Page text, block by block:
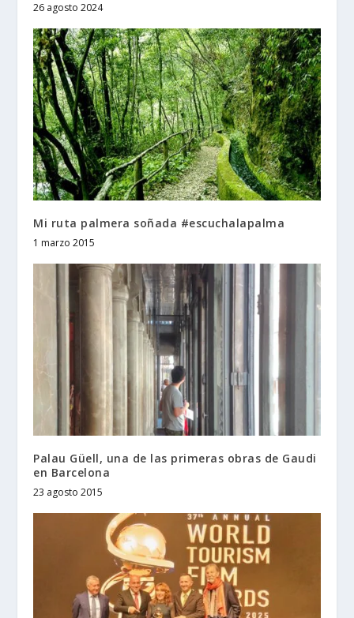
26 agosto 2024
Mi ruta palmera soñada #escuchalapalma
1 marzo 2015
Palau Güell, una de las primeras obras de Gaudi
en Barcelona
23 agosto 2015